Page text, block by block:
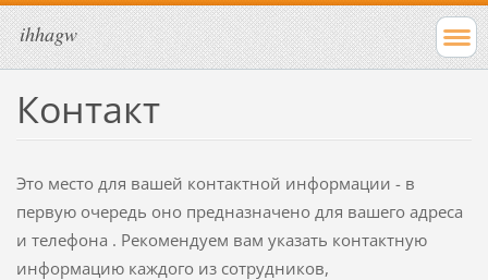
ihhagw
Контакт
Это место для вашей контактной информации - в
первую очередь оно предназначено для вашего адреса
и телефона . Рекомендуем вам указать контактную
информацию каждого из сотрудников,